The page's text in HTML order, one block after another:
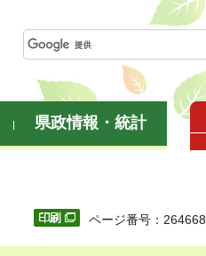
県政情報・統計
ページ番号：264668